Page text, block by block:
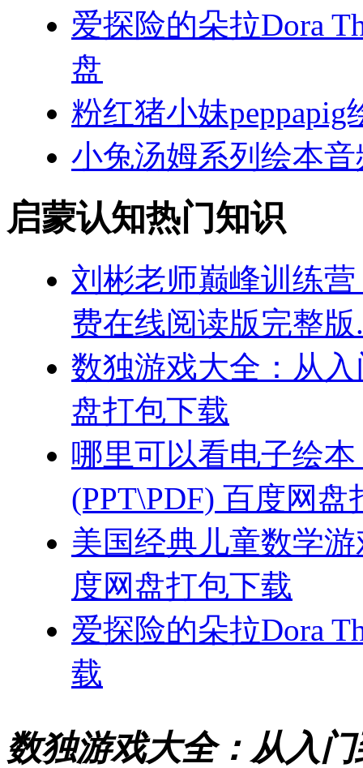
爱探险的朵拉Dora
盘
粉红猪小妹peppapig
小兔汤姆系列绘本音
启蒙认知热门知识
刘彬老师巅峰训练
费在线阅读版完整
数独游戏大全：从
盘打包下载
哪里可以看电子绘
(PPT\PDF) 百度网盘
美国经典儿童数学
度网盘打包下载
爱探险的朵拉Dora
载
数独游戏大全：从入